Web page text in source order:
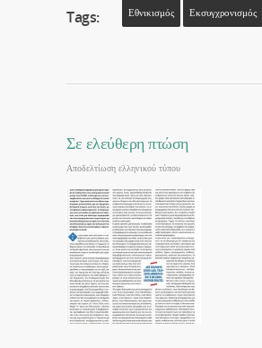
Tags: Εθνικισμός Εκσυγχρονισμός
Σε ελεύθερη πτώση
Αποδελτίωση ελληνικού τύπου